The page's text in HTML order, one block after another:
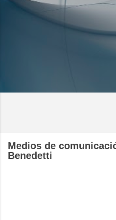
Medios de
Benedetti